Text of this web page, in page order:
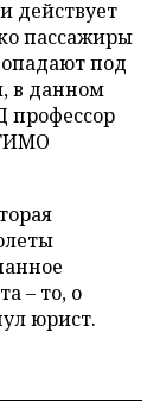
действует
пассажиры
под
в данном
профессор
– то, о
юрист.